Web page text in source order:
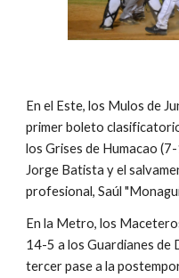
En el Este, los Mulos de
primer boleto
los Grises de Humacao
Jorge Batista y el
profesional, Saúl
En la Metro, los
14-5 a los Guardianes
tercer pase a la